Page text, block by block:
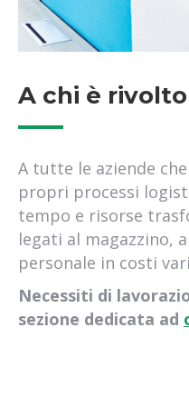
spedizione bancali pomezia
spedizione bancali roma sud
spedizione bancali santa
spedizione bancali ardea
spedizione bancali aprilia
spedizione bancali fiumicino
spedizione bancali acilia
ritiro merci pomezia
ritiro merci roma sud
ritiro merci santa palomba
ritiro merci castelli romani
ritiro merci ardea
A chi è rivolto
A tutte le aziende
propri processi
tempo e risorse
legati al magazzino,
personale in costi
Necessiti di
sezione dedicata ad